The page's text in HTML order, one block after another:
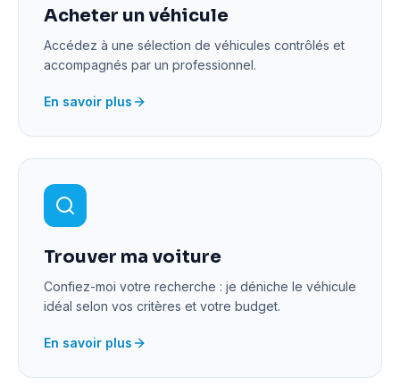
Acheter un véhicule
Accédez à une sélection de véhicules contrôlés et
accompagnés par un professionnel.
En savoir plus
Trouver ma voiture
Confiez-moi votre recherche : je déniche le véhicule
idéal selon vos critères et votre budget.
En savoir plus